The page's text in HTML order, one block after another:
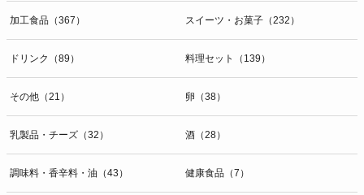
きたす可能性がございますのでご了承下さい。
スログ、Cookie（クッキー）等を用いて管理しています。これらに
は、お客様のお名前、ご住所、電話番号、電子メールアドレスなど、
お客様を特定する個人情報は一切含まれておりません。
個人情報に関する問合わせ窓口
〒106-0044 東京都港区東麻布一丁目２７番１号 東麻布食文化ビル４
加工食品（367） スイーツ・お菓子（232）
ドリンク（89） 料理セット（139）
その他（21） 卵（38）
乳製品・チーズ（32） 酒（28）
調味料・香辛料・油（43） 健康食品（7）